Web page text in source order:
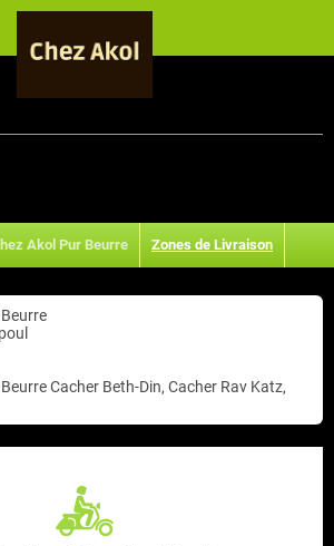
Akol Pur Beurre Zones de Livraison
Cacher Beth-Din, Cacher Rav Katz,